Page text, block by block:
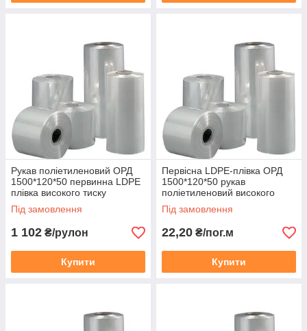
ринкових, за рахунок власної переробки
ІНДИВІДУАЛЬНИЙ ПІДХІД
Для отримання найбільш вигідних умов
для прорахунку цікавить позиції
Рукав поліетиленовий ОРД
1500*120*50 первинна LDPE
плівка високого тиску
прозора
Під замовлення
1 102 ₴/рулон
Купити
Первісна LDPE-плівка ОРД
1500*120*50 рукав
поліетиленовий високого
тиску прозорий
Під замовлення
22,20 ₴/пог.м
Купити